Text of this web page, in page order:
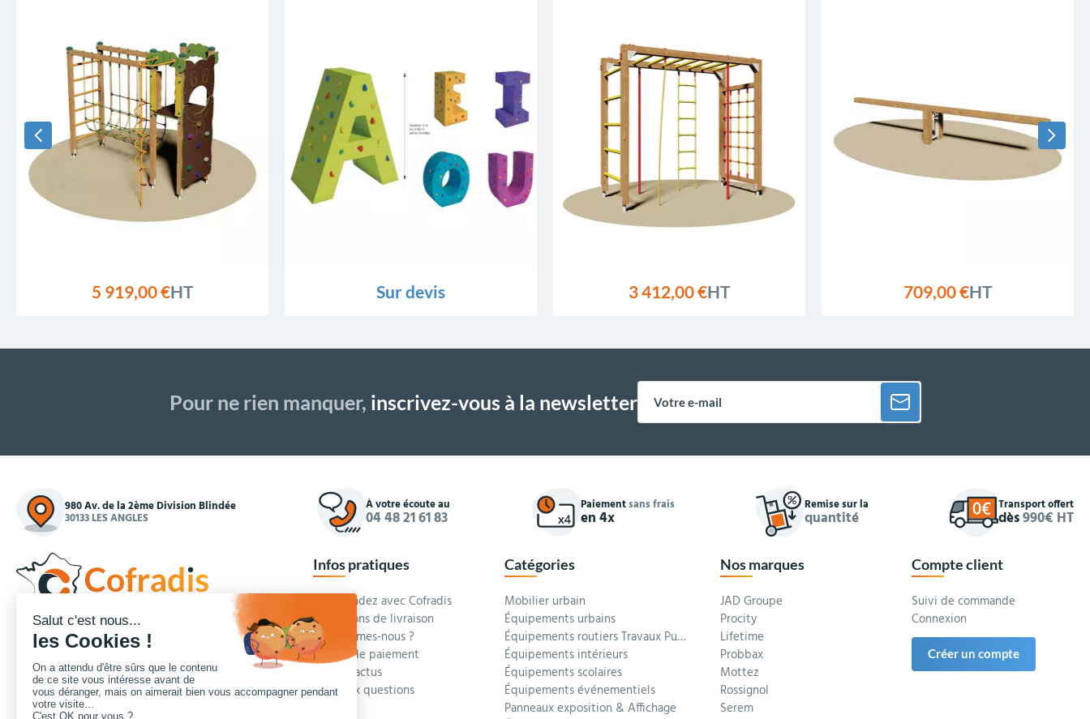
5 919,00 €HT Sur devis 3 412,00 €HT 709,00 €HT
Pour ne rien manquer, inscrivez-vous à la newsletter
980 Av. de la 2ème Division Blindée
30133 LES ANGLES
À votre écoute au
04 48 21 61 83
Paiementsans frais
en 4x
Remise sur la
quantité
Transport offert
dès990€ HT
Concepteur et fournisseur de mobilier urbain,
Cofradis répond aux besoins d'équipements des
services des collectivités locales, des entreprises
de travaux publics, lycées, écoles.
Nous contacter
Infos pratiques
Commandez avec Cofradis
Conditions de livraison
Qui sommes-nous ?
Modes de paiement
Blog et actus
Foire aux questions
Catégories
Mobilier urbain
Équipements urbains
Équipements routiers Travaux Publics
Équipements intérieurs
Équipements scolaires
Équipements événementiels
Panneaux exposition & Affichage
Nos marques
JAD Groupe
Procity
Lifetime
Probbax
Mottez
Rossignol
Serem
Compte client
Suivi de commande
Connexion
Créer un compte